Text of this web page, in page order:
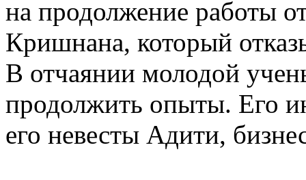
на продолжение работы
Кришнана, который
В отчаянии молодой
продолжить опыты. Его
его невесты Адити,